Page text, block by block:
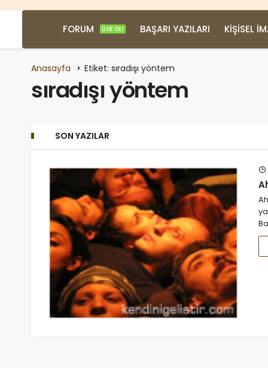
FORUM ÜYE OL! BAŞARI YAZILARI KIŞISEL
Anasayfa Etiket: sıradışı yöntem
sıradışı yöntem
SON YAZILAR